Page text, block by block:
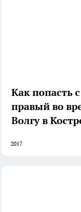
Как попасть
правый во
Волгу в
2017